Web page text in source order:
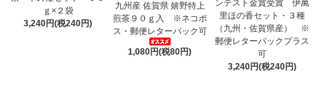
ｇ×２袋
3,240円(税240円)
九州産 佐賀県 嬉野特上
煎茶９０ｇ入 ※ネコポ
ス・郵便レターパック可
1,080円(税80円)
ンテスト金賞受賞 伊萬
里ほの香セット・３種
（九州・佐賀県産） ※
郵便レターパックプラス
可
3,240円(税240円)